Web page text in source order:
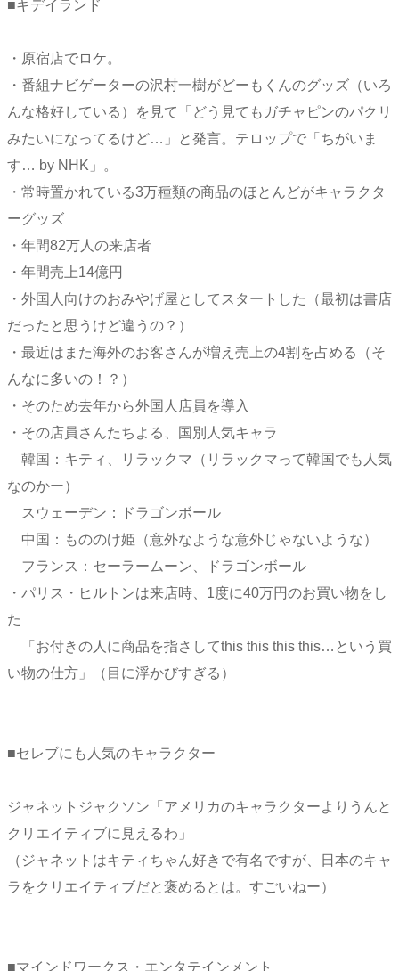
■キデイランド
・原宿店でロケ。
・番組ナビゲーターの沢村一樹がどーもくんのグッズ（いろ
んな格好している）を見て「どう見てもガチャピンのパクリ
みたいになってるけど…」と発言。テロップで「ちがいま
す… by NHK」。
・常時置かれている3万種類の商品のほとんどがキャラクタ
ーグッズ
・年間82万人の来店者
・年間売上14億円
・外国人向けのおみやげ屋としてスタートした（最初は書店
だったと思うけど違うの？）
・最近はまた海外のお客さんが増え売上の4割を占める（そ
んなに多いの！？）
・そのため去年から外国人店員を導入
・その店員さんたちよる、国別人気キャラ
韓国：キティ、リラックマ（リラックマって韓国でも人気
なのかー）
スウェーデン：ドラゴンボール
中国：もののけ姫（意外なような意外じゃないような）
フランス：セーラームーン、ドラゴンボール
・パリス・ヒルトンは来店時、1度に40万円のお買い物をし
た
「お付きの人に商品を指さしてthis this this this…という買
い物の仕方」（目に浮かびすぎる）
■セレブにも人気のキャラクター
ジャネットジャクソン「アメリカのキャラクターよりうんと
クリエイティブに見えるわ」
（ジャネットはキティちゃん好きで有名ですが、日本のキャ
ラをクリエイティブだと褒めるとは。すごいねー）
■マインドワークス・エンタテインメント